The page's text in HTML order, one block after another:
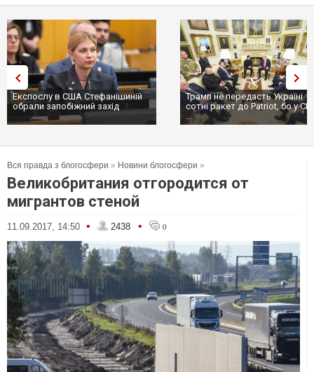
Експослу в США Стефанішиній
обрали запобіжний захід
Трамп не передасть Україні
сотні ракет до Patriot, бо у
...
Вся правда з блогосфери » Новини блогосфери »
Великобритания отгородится от
мигрантов стеной
11.09.2017, 14:50 • 2438 • 0